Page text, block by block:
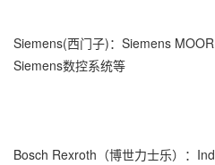
Siemens(西门子)：Siemens
Siemens数控系统等
Bosch Rexroth（博世力士乐）：